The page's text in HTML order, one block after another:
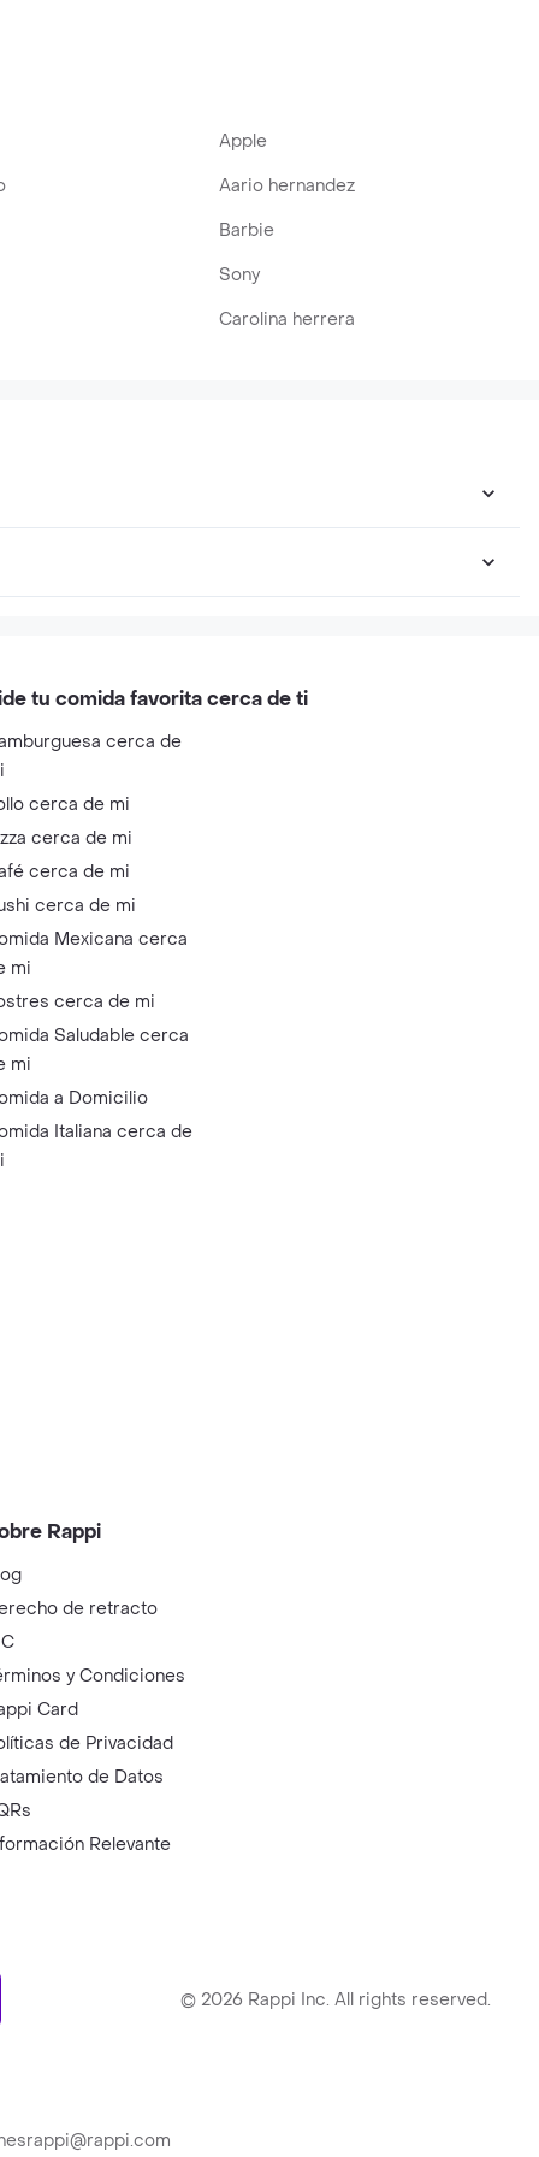
Apple
Aario hernandez
Barbie
Sony
Carolina herrera
tu comida favorita cerca de ti
cerca de
cerca de mi
cerca de mi
cerca de mi
cerca de mi
Mexicana cerca
mi
cerca de mi
Saludable cerca
mi
a Domicilio
Italiana cerca de
Rappi
de retracto
y Condiciones
Card
de Privacidad
de Datos
Relevante
© 2026 Rappi Inc. All rights reserved.